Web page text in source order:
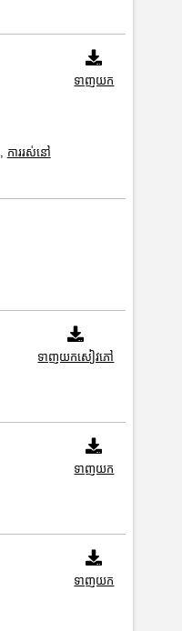
ការរស់នៅ
ទាញយក
ទាញយកសៀវភៅ
ទាញយក
ទាញយក